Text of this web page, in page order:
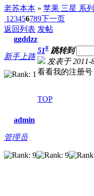
老苏本本 » 苹果 三星 系
1 23456789下一页
返回列表 发帖
ggddzz
新手上路
51# 跳转到
发表于 2011-
看看我的注册号
TOP
admin
管理员